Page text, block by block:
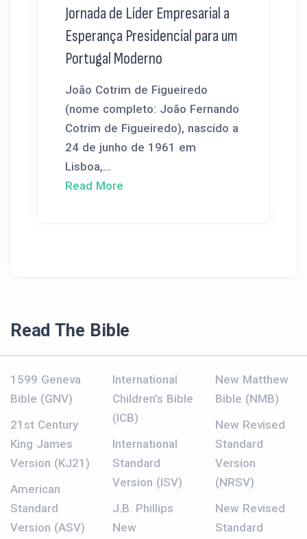
Jornada de Líder Empresarial a
Esperança Presidencial para um
Portugal Moderno
João Cotrim de Figueiredo
(nome completo: João Fernando
Cotrim de Figueiredo), nascido a
24 de junho de 1961 em
Lisboa,...
Read More
Read The Bible
1599 Geneva
Bible (GNV)
21st Century
King James
Version (KJ21)
American
Standard
Version (ASV)
International
Children’s Bible
(ICB)
International
Standard
Version (ISV)
J.B. Phillips
New
New Matthew
Bible (NMB)
New Revised
Standard
Version
(NRSV)
New Revised
Standard